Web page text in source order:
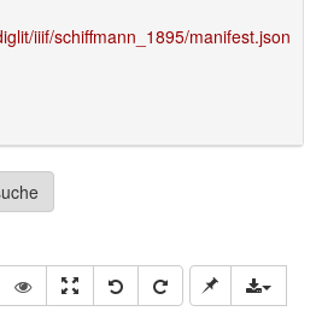
iiif/schiffmann_1895/manifest.json